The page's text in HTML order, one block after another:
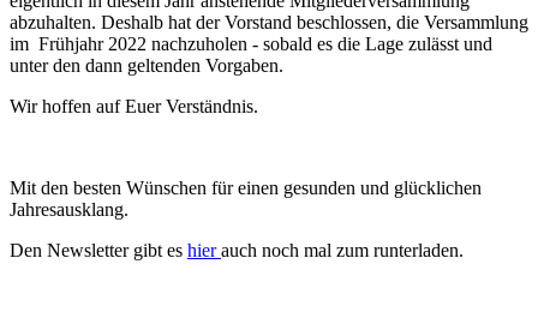
abzuhalten. Deshalb hat der Vorstand beschlossen, die Versammlung
im Frühjahr 2022 nachzuholen - sobald es die Lage zulässt und
unter den dann geltenden Vorgaben.
Wir hoffen auf Euer Verständnis.
Mit den besten Wünschen für einen gesunden und glücklichen
Jahresausklang.
Den Newsletter gibt es hierauch noch mal zum runterladen.